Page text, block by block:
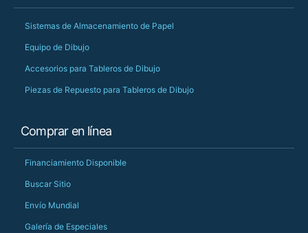
Sistemas de Almacenamiento de Papel
Equipo de Dibujo
Accesorios para Tableros de Dibujo
Piezas de Repuesto para Tableros de Dibujo
Comprar en línea
Financiamiento Disponible
Buscar Sitio
Envío Mundial
Galería de Especiales